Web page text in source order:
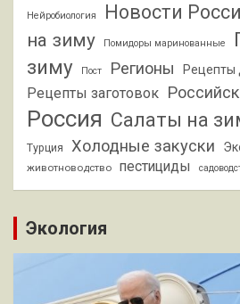
Нейробиология Новости
на зиму
Помидоры маринованные
зиму
Пост Регионы Рецепты
Рецепты заготовок
Россия Салаты на
Турция Холодные закуски
животноводство пестициды
Экология